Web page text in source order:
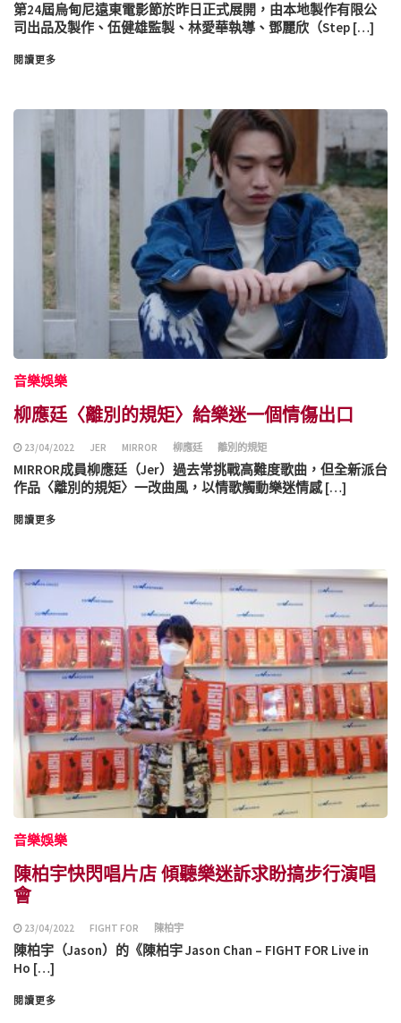
第24屆烏甸尼遠東電影節於昨日正式展開，由本地製作有限公
司出品及製作、伍健雄監製、林愛華執導、鄧麗欣（Step […]
閱讀更多
音樂娛樂
柳應廷〈離別的規矩〉給樂迷一個情傷出口
23/04/2022 JER MIRROR 柳應廷 離別的規矩
MIRROR成員柳應廷（Jer）過去常挑戰高難度歌曲，但全新派台
作品〈離別的規矩〉一改曲風，以情歌觸動樂迷情感 […]
閱讀更多
音樂娛樂
陳柏宇快閃唱片店 傾聽樂迷訴求盼搞步行演唱
會
23/04/2022 FIGHT FOR 陳柏宇
陳柏宇（Jason）的《陳柏宇 Jason Chan – FIGHT FOR Live in
Ho […]
閱讀更多